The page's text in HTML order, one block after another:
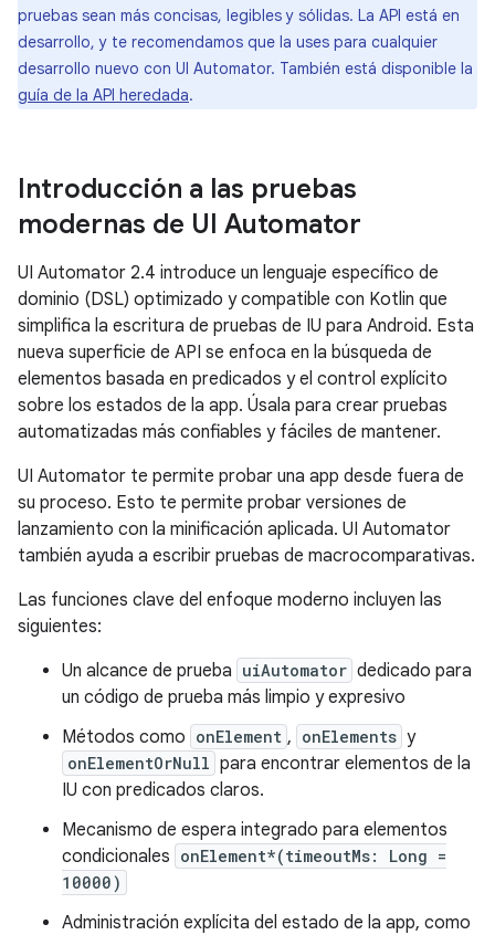
pruebas sean más concisas, legibles y sólidas. La API está en
desarrollo, y te recomendamos que la uses para cualquier
desarrollo nuevo con UI Automator. También está disponible la
guía de la API heredada.
Introducción a las pruebas
modernas de UI Automator
UI Automator 2.4 introduce un lenguaje específico de
dominio (DSL) optimizado y compatible con Kotlin que
simplifica la escritura de pruebas de IU para Android. Esta
nueva superficie de API se enfoca en la búsqueda de
elementos basada en predicados y el control explícito
sobre los estados de la app. Úsala para crear pruebas
automatizadas más confiables y fáciles de mantener.
UI Automator te permite probar una app desde fuera de
su proceso. Esto te permite probar versiones de
lanzamiento con la minificación aplicada. UI Automator
también ayuda a escribir pruebas de macrocomparativas.
Las funciones clave del enfoque moderno incluyen las
siguientes:
Un alcance de prueba uiAutomator dedicado para
un código de prueba más limpio y expresivo
Métodos como onElement , onElements y
onElementOrNull para encontrar elementos de la
IU con predicados claros.
Mecanismo de espera integrado para elementos
condicionales onElement*(timeoutMs: Long =
10000)
Administración explícita del estado de la app, como